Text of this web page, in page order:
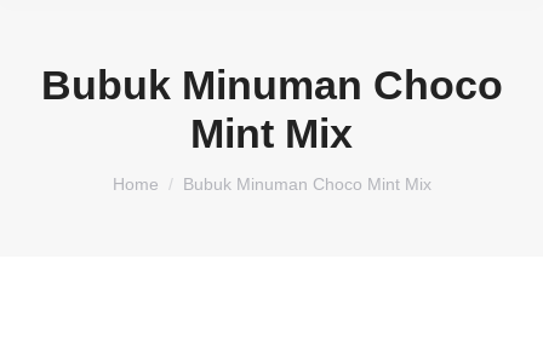
Bubuk Minuman Choco
Mint Mix
You are here:
Home Bubuk Minuman Choco Mint Mix